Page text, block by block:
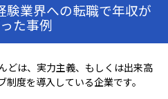
験業界への転職で年収が
た事例
どは、実力主義、もしくは出来高
度を導入している企業です。